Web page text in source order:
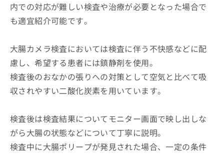
内での対応が難しい検査や治療が必要となった場合で
も適宜紹介可能です。
大腸カメラ検査においては検査に伴う不快感などに配
慮し、希望する患者には鎮静剤を使用。
検査後のおなかの張りへの対策として空気と比べて吸
収されやすい二酸化炭素を用いています。
検査後は検査結果についてモニター画面で映し出しな
がら大腸の状態などについて丁寧に説明。
検査中に大腸ポリープが発見された場合、一定の条件